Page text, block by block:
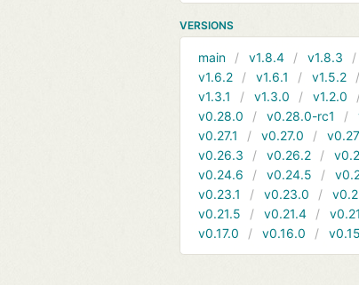
VERSIONS
main v1.8.4 v1.8.3
v1.6.2
v1.6.1 v1.5.2
v1.3.1
v1.3.0 v1.2.0
v0.28.0
v0.28.0-rc1
v0.27.1
v0.27.0
v0.26.3
v0.26.2
v0.24.6
v0.24.5
v0.23.1
v0.23.0
v0.21.5
v0.21.4
v0.17.0
v0.16.0